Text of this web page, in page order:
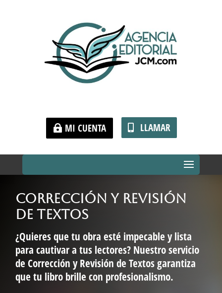
MI CUENTA LLAMAR
Corrección y Revisión
de Textos
¿Quieres que tu obra esté impecable y lista
para cautivar a tus lectores? Nuestro servicio
deCorrección y Revisión de Textos garantiza
que tu libro brille con profesionalismo.